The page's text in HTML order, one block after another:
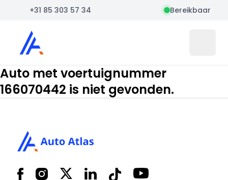
+31 85 303 57 34 Bereikbaar
Auto Atlas
Auto met voertuignummer
166070442 is niet gevonden.
FacebookInstagram
X LinkedInTiktok YouTube